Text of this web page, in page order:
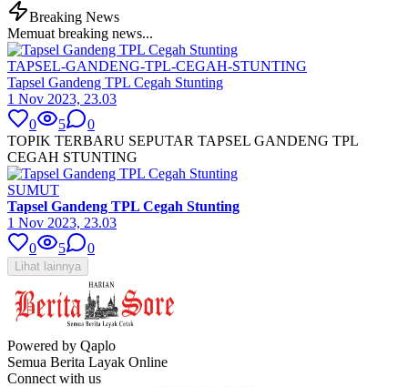
Breaking News
Memuat breaking news...
TAPSEL-GANDENG-TPL-CEGAH-STUNTING
Tapsel Gandeng TPL Cegah Stunting
1 Nov 2023, 23.03
0
5
0
TOPIK TERBARU SEPUTAR TAPSEL GANDENG TPL
CEGAH STUNTING
SUMUT
Tapsel Gandeng TPL Cegah Stunting
1 Nov 2023, 23.03
0
5 0
Lihat lainnya
Powered by Qaplo
Semua Berita Layak Online
Connect with us